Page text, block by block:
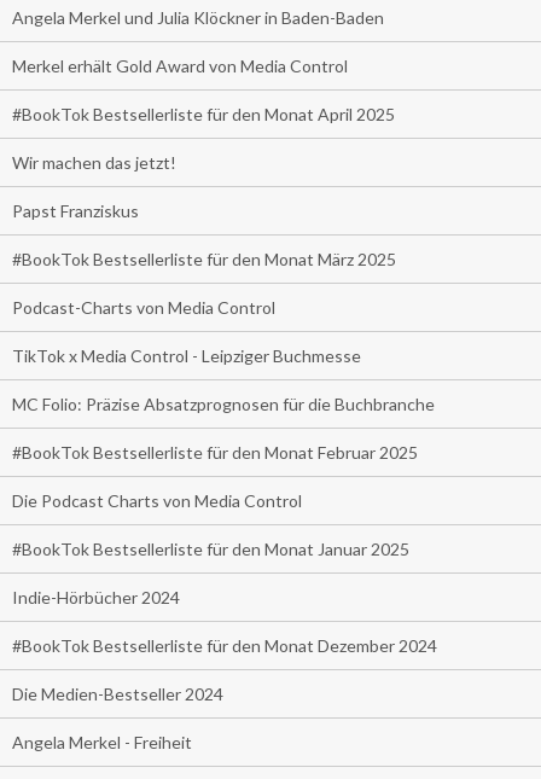
Angela Merkel und Julia Klöckner in Baden-Baden
Merkel erhält Gold Award von Media Control
#BookTok Bestsellerliste für den Monat April 2025
Wir machen das jetzt!
Papst Franziskus
#BookTok Bestsellerliste für den Monat März 2025
Podcast-Charts von Media Control
TikTok x Media Control - Leipziger Buchmesse
MC Folio: Präzise Absatzprognosen für die Buchbranche
#BookTok Bestsellerliste für den Monat Februar 2025
Die Podcast Charts von Media Control
#BookTok Bestsellerliste für den Monat Januar 2025
Indie-Hörbücher 2024
#BookTok Bestsellerliste für den Monat Dezember 2024
Die Medien-Bestseller 2024
Angela Merkel - Freiheit